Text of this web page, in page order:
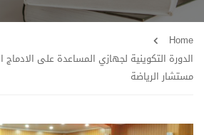
Home
الدورة التكوينية لجهازي المساعدة على
مستشار الرياضة